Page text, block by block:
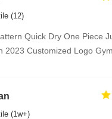
(12)
Quick Dry One Piece
2023 Customized Logo
(1w+)